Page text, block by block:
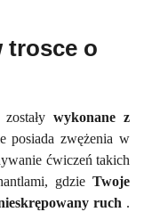
trosce o
zostaływykonane z
posiada zwężenia w
ćwiczeń takich
gdzie Twoje
ruch .